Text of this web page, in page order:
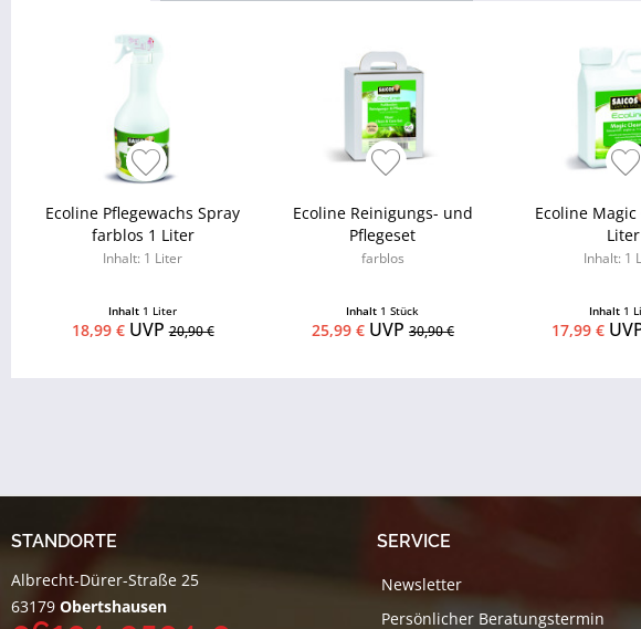
Ecoline Pflegewachs Spray
farblos 1 Liter
Inhalt: 1 Liter
Inhalt 1 Liter
18,99 €UVP20,90 €
Ecoline Reinigungs- und
Pflegeset
farblos
Inhalt 1 Stück
25,99 €UVP 30,90 €
Ecoline Magic
Liter
Inhalt: 1
Inhalt 1
17,99 €
STANDORTE
Albrecht-Dürer-Straße 25
63179 Obertshausen
SERVICE
Newsletter
Persönlicher Beratungstermin